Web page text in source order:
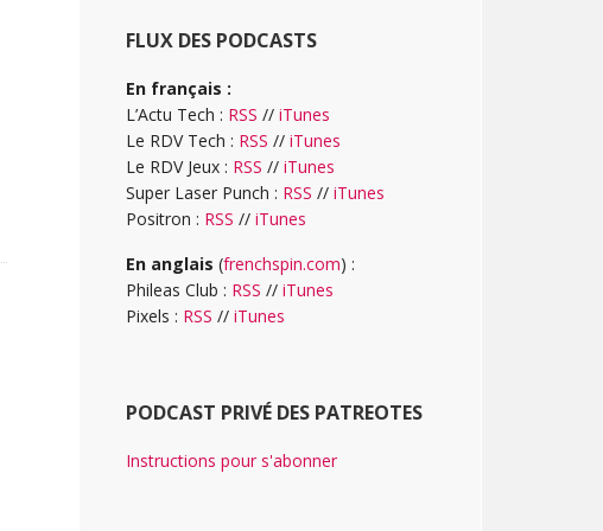
FLUX DES PODCASTS
En français :
L’Actu Tech : RSS // iTunes
Le RDV Tech : RSS // iTunes
Le RDV Jeux : RSS // iTunes
Super Laser Punch : RSS // iTunes
Positron : RSS // iTunes
En anglais (frenchspin.com) :
Phileas Club : RSS // iTunes
Pixels : RSS // iTunes
PODCAST PRIVÉ DES PATREOTES
Instructions pour s'abonner